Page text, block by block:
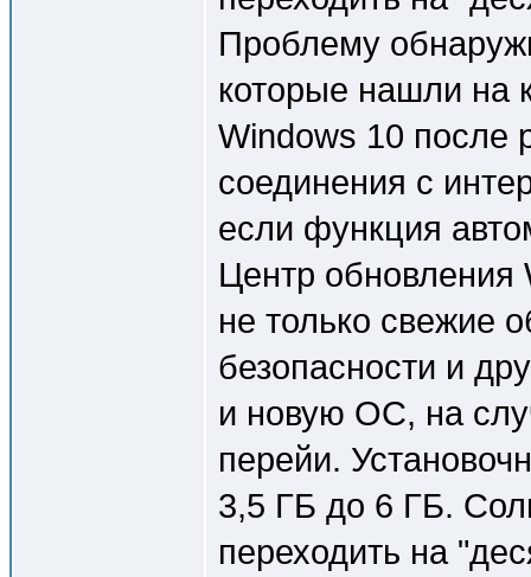
Проблему
которые нашли на
Windows 10 после
соединения с
если функция
Центр обновления
не только свежие
безопасности и
и новую ОС, на
перейи.
3,5 ГБ до 6 ГБ.
переходить на